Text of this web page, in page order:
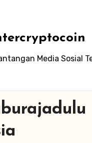
Media Sosial